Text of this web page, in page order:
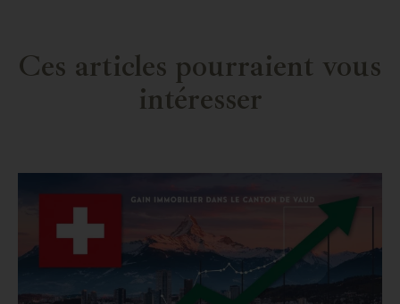
Ces articles pourraient vous
intéresser